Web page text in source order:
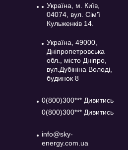
Україна, м. Київ,
04074, вул. Сім'ї
Кульженків 14.
Україна, 49000,
Дніпропетровська
обл., місто Дніпро,
вул.Дубініна Володі,
будинок 8
0(800)300*** Дивитись
0(800)300*** Дивитись
info@sky-
energy.com.ua